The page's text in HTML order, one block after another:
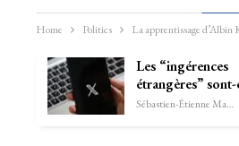
Home Politics La apprentissage
Les “ingérences
étrangères”
Sébastien-Étienne Marechal